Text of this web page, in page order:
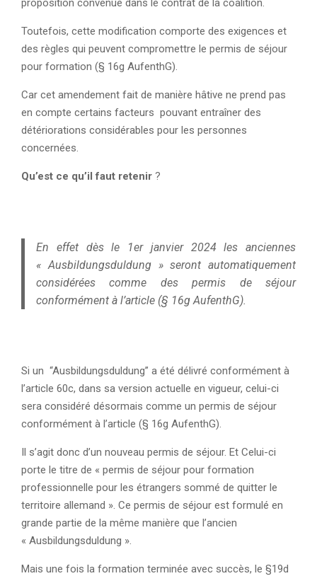
proposition convenue dans le contrat de la coalition.
Toutefois, cette modification comporte des exigences et
des règles qui peuvent compromettre le permis de séjour
pour formation (§ 16g AufenthG).
Car cet amendement fait de manière hâtive ne prend pas
en compte certains facteurs pouvant entraîner des
détériorations considérables pour les personnes
concernées.
Qu’est ce qu’il faut retenir ?
En effet dès le 1er janvier 2024 les anciennes
« Ausbildungsduldung » seront automatiquement
considérées comme des permis de séjour
conformément à l’article (§ 16g AufenthG).
Si un “Ausbildungsduldung” a été délivré conformément à
l’article 60c, dans sa version actuelle en vigueur, celui-ci
sera considéré désormais comme un permis de séjour
conformément à l’article (§ 16g AufenthG).
Il s’agit donc d’un nouveau permis de séjour. Et Celui-ci
porte le titre de « permis de séjour pour formation
professionnelle pour les étrangers sommé de quitter le
territoire allemand ». Ce permis de séjour est formulé en
grande partie de la même manière que l’ancien
« Ausbildungsduldung ».
Mais une fois la formation terminée avec succès, le §19d